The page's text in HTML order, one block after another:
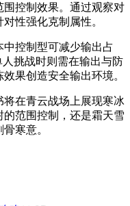
控制效果。通过观察对
性强化克制属性。
控制型可减少输出占
挑战时则需在输出与防
果创造安全输出环境。
在青云战场上展现寒冰
范围控制，还是霜天雪
寒意。